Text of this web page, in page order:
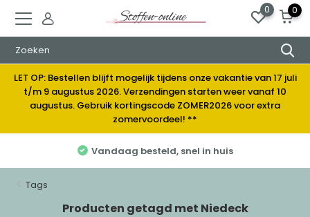
0 0
LET OP: Bestellen blijft mogelijk tijdens onze vakantie van 17 juli
t/m 9 augustus 2026. Verzendingen starten weer vanaf 10
augustus. Gebruik kortingscode ZOMER2026 voor extra
zomervoordeel! **
Vandaag besteld, snel in huis
Tags
Producten getagd met Niedeck